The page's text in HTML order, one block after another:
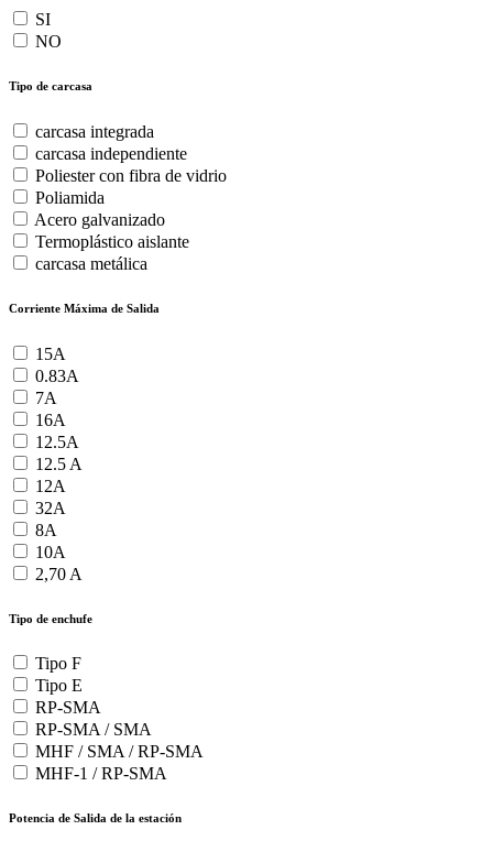
SI
NO
Tipo de carcasa
carcasa integrada
carcasa independiente
Poliester con fibra de vidrio
Poliamida
Acero galvanizado
Termoplástico aislante
carcasa metálica
Corriente Máxima de Salida
15A
0.83A
7A
16A
12.5A
12.5 A
12A
32A
8A
10A
2,70 A
Tipo de enchufe
Tipo F
Tipo E
RP-SMA
RP-SMA / SMA
MHF / SMA / RP-SMA
MHF-1 / RP-SMA
Potencia de Salida de la estación